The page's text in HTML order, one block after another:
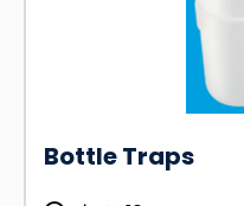
Bottle Traps